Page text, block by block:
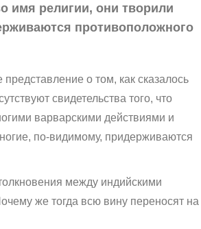
имя религии, они творили
противоположного
о том, как сказалось
свидетельства того, что
варварскими действиями и
по-видимому, придерживаются
между индийскими
же тогда всю вину переносят на